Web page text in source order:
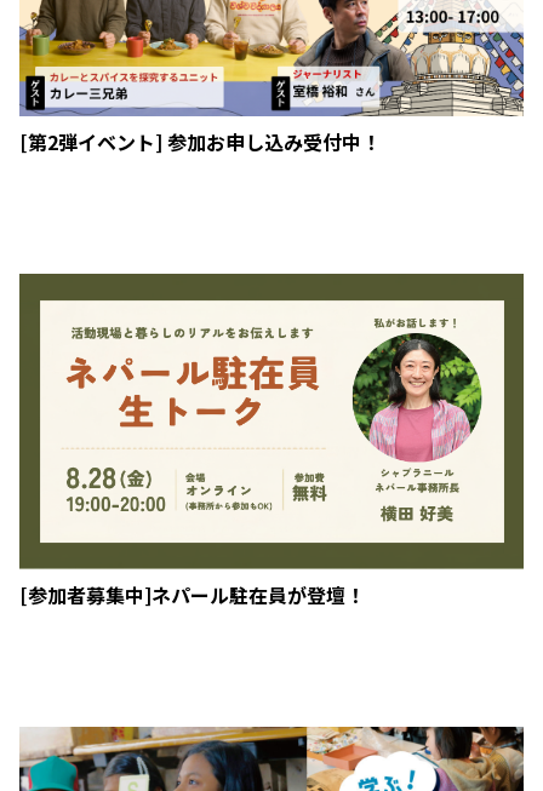
[第2弾イベント] 参加お申し込み受付中！
[参加者募集中]ネパール駐在員が登壇！